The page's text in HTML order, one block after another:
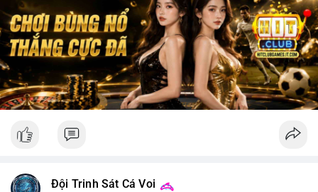
Đội Trinh Sát Cá Voi